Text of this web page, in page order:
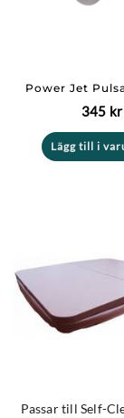
Power Jet
345 kr
Lägg till i
Passar till Self-
var:
999